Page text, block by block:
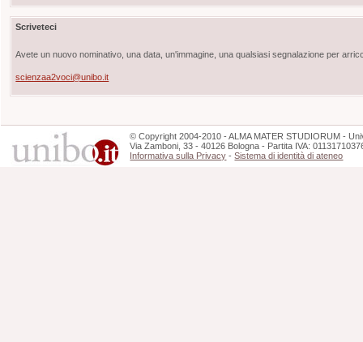
Scriveteci
Avete un nuovo nominativo, una data, un'immagine, una qualsiasi segnalazione per
scienzaa2voci@unibo.it
©Copyright 2004-2010 - ALMA MATER STUDIORUM -
Via Zamboni, 33 - 40126 Bologna - Partita IVA:
Informativa sulla Privacy -Sistema di identità di ateneo